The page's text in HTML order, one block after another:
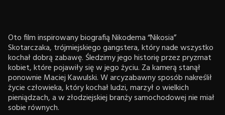
Oto film inspirowany biografią Nikodema “Nikosia”
Skotarczaka, trójmiejskiego gangstera, który nade wszystko
kochał dobrą zabawę. Śledzimy jego historię przez pryzmat
kobiet, które pojawiły się w jego życiu. Za kamerą stanął
ponownie Maciej Kawulski. W arcyzabawny sposób nakreślił
życie człowieka, który kochał ludzi, marzył o wielkich
pieniądzach, a w złodziejskiej branży samochodowej nie miał
sobie równych.